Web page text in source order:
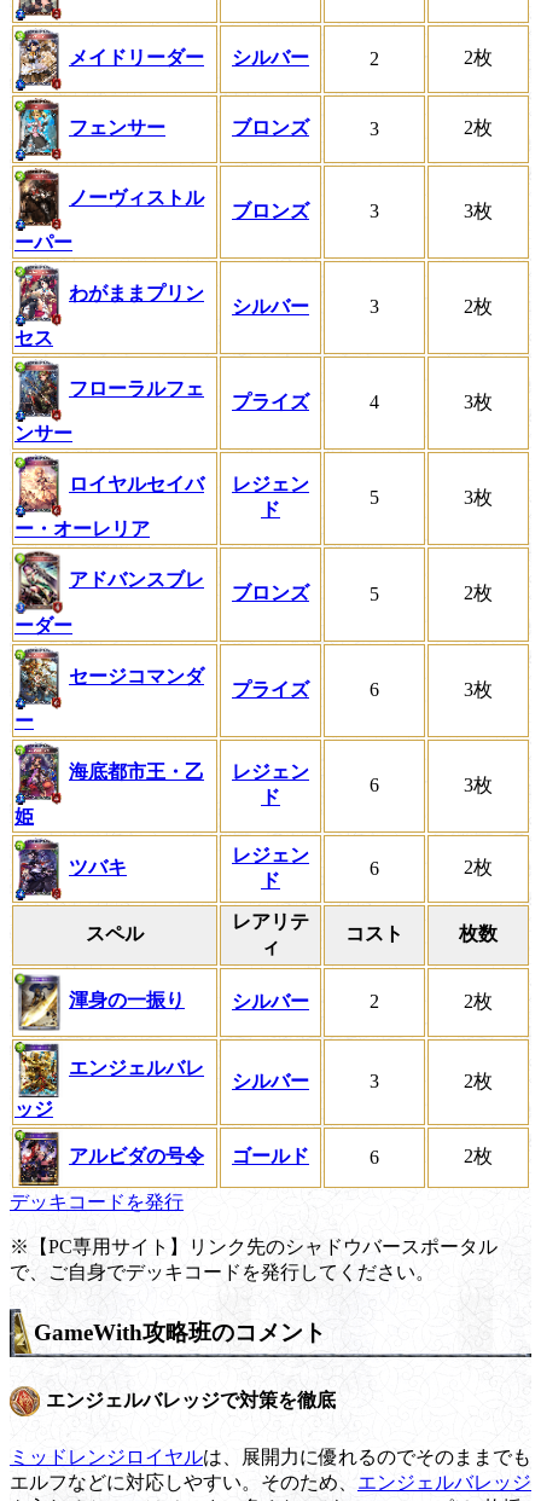
メイドリーダー シルバー 2 2枚
フェンサー ブロンズ 3 2枚
ノーヴィストル
ーパー
ブロンズ 3 3枚
わがままプリン
セス
シルバー 3 2枚
フローラルフェ
ンサー
プライズ 4 3枚
ロイヤルセイバ
ー・オーレリア
レジェン
ド
5 3枚
アドバンスブレ
ーダー
ブロンズ 5 2枚
セージコマンダ
ー
プライズ 6 3枚
海底都市王・乙
姫
レジェン
ド
6 3枚
ツバキ
レジェン
ド
6 2枚
スペル
レアリテ
ィ
コスト 枚数
渾身の一振り シルバー 2 2枚
エンジェルバレ
ッジ
シルバー 3 2枚
アルビダの号令 ゴールド 6 2枚
デッキコードを発行
※【PC専用サイト】リンク先のシャドウバースポータル
で、ご自身でデッキコードを発行してください。
GameWith攻略班のコメント
エンジェルバレッジで対策を徹底
ミッドレンジロイヤルは、展開力に優れるのでそのままでも
エルフなどに対応しやすい。そのため、 エンジェルバレッジ